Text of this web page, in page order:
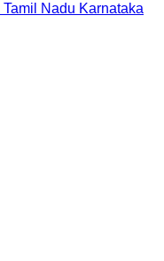
Tamil Nadu Karnataka